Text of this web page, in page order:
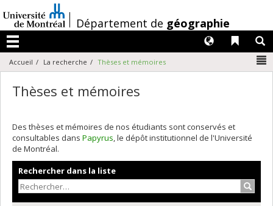
au
contenu
/Département de géographie
Menu
Liens
Langues
Accueil La recherche Thèses et mémoires
Thèses et mémoires
Des thèses et mémoires de nos étudiants sont conservés et
consultables dans Papyrus, le dépôt institutionnel de l'Université
de Montréal.
Rechercher dans la liste